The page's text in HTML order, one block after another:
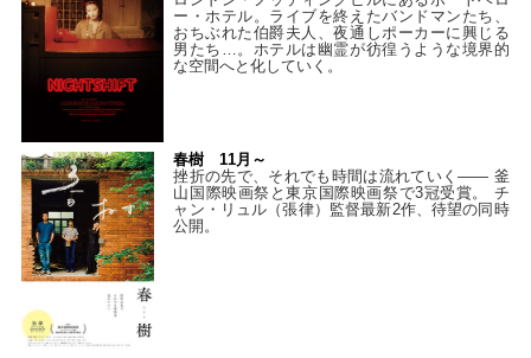
ー・ホテル。ライブを終えたバンドマンたち、
おちぶれた伯爵夫人、夜通しポーカーに興じる
男たち…。ホテルは幽霊が彷徨うような境界的
な空間へと化していく。
春樹 11月～
挫折の先で、それでも時間は流れていく—— 釜
山国際映画祭と東京国際映画祭で3冠受賞。 チ
ャン・リュル（張律）監督最新2作、待望の同時
公開。